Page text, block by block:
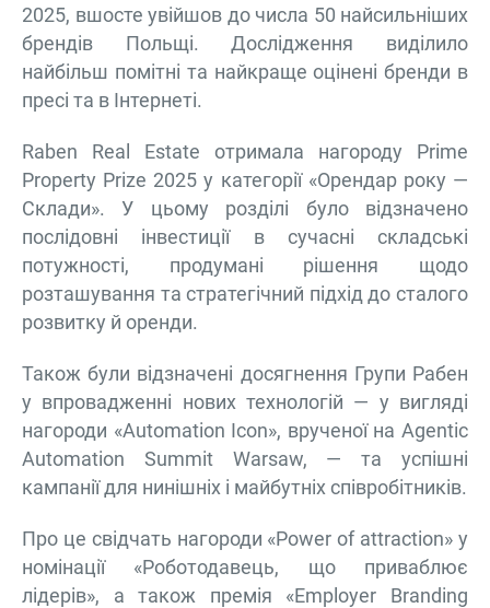
2025, вшосте увійшов до числа 50 найсильніших
брендів Польщі. Дослідження виділило
найбільш помітні та найкраще оцінені бренди в
пресі та в Інтернеті.
Raben Real Estate отримала нагороду Prime
Property Prize 2025 у категорії «Орендар року —
Склади». У цьому розділі було відзначено
послідовні інвестиції в сучасні складські
потужності, продумані рішення щодо
розташування та стратегічний підхід до сталого
розвитку й оренди.
Також були відзначені досягнення Групи Рабен
у впровадженні нових технологій — у вигляді
нагороди «Automation Icon», врученої на Agentic
Automation Summit Warsaw, — та успішні
кампанії для нинішніх і майбутніх співробітників.
Про це свідчать нагороди «Power of attraction» у
номінації «Роботодавець, що приваблює
лідерів», а також премія «Employer Branding